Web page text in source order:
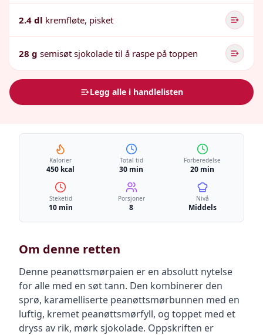
2.4 dl kremfløte, pisket
28 g semisøt sjokolade til å raspe på toppen
Legg alle i handlelisten
Kalorier
450 kcal
Total tid
30 min
Forberedelse
20 min
Steketid
10 min
Porsjoner
8
Nivå
Middels
Om denne retten
Denne peanøttsmørpaien er en absolutt nytelse
for alle med en søt tann. Den kombinerer den
sprø, karamelliserte peanøttsmørbunnen med en
luftig, kremet peanøttsmørfyll, og toppet med et
dryss av rik, mørk sjokolade. Oppskriften er